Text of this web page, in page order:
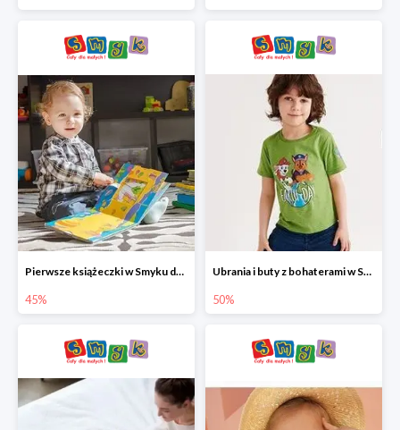
Pierwsze książeczki w Smyku do -45%
45%
Ubrania i buty z bohaterami w Smyku do -50%
50%